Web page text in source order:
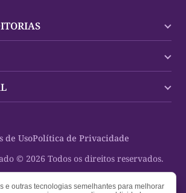
© 2026 Todos os direitos reservados.
de UsoPolítica de Privacidade
e outras tecnologias semelhantes para melhorar